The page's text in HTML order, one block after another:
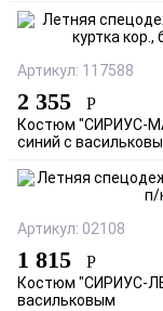
Артикул: 117588
2 355 Р
Костюм "СИРИУС-
синий с
Артикул: 02108
1 815 Р
Костюм "СИРИУС-
васильковым